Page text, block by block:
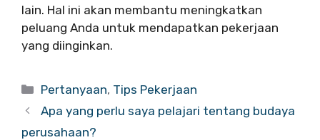
lain. Hal ini akan membantu meningkatkan
peluang Anda untuk mendapatkan pekerjaan
yang diinginkan.
Categories
Pertanyaan, Tips Pekerjaan
Apa yang perlu saya pelajari tentang budaya
perusahaan?